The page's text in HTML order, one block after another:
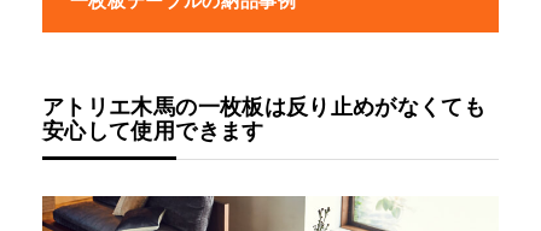
アトリエ木馬の一枚板は反り止めがなくても
安心して使用できます